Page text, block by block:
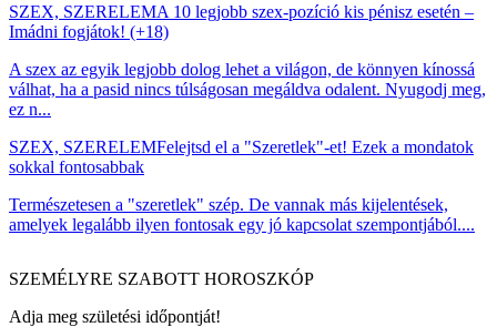
SZEX, SZERELEMA 10 legjobb szex-pozíció kis pénisz esetén –
Imádni fogjátok! (+18)
A szex az egyik legjobb dolog lehet a világon, de könnyen kínossá
válhat, ha a pasid nincs túlságosan megáldva odalent. Nyugodj meg,
ez n...
SZEX, SZERELEMFelejtsd el a "Szeretlek"-et! Ezek a mondatok
sokkal fontosabbak
Természetesen a "szeretlek" szép. De vannak más kijelentések,
amelyek legalább ilyen fontosak egy jó kapcsolat szempontjából....
SZEMÉLYRE SZABOTT HOROSZKÓP
Adja meg születési időpontját!